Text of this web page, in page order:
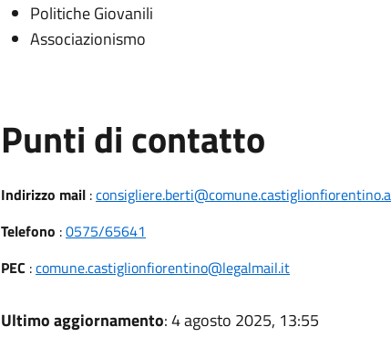
Politiche Giovanili
Associazionismo
Punti di contatto
Indirizzo mail:
Telefono :0575/65641
PEC :comune.castiglionfiorentino@legalmail.it
Ultimo aggiornamento: 4 agosto 2025, 13:55